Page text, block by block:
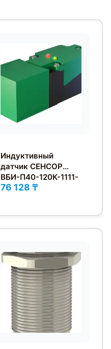
Индуктивный
датчик СЕНСОР
ВБИ-П40-120К-1111-
З
76 128 ₸